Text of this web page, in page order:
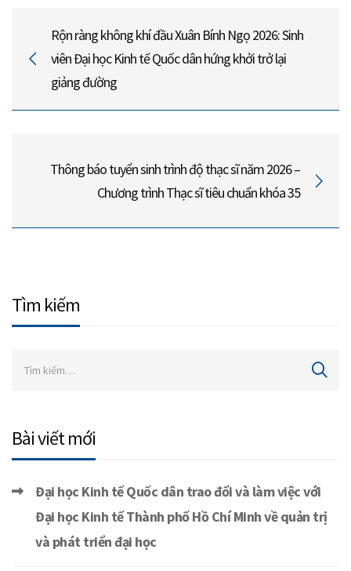
Rộn ràng không khí đầu Xuân Bính Ngọ 2026: Sinh
viên Đại học Kinh tế Quốc dân hứng khởi trở lại
giảng đường
Thông báo tuyển sinh trình độ thạc sĩ năm 2026 –
Chương trình Thạc sĩ tiêu chuẩn khóa 35
Tìm kiếm
Bài viết mới
Đại học Kinh tế Quốc dân trao đổi và làm việc với
Đại học Kinh tế Thành phố Hồ Chí Minh về quản trị
và phát triển đại học